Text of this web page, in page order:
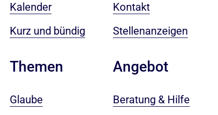
Kalender
Kurz und bündig
Themen
Glaube
Kontakt
Stellenanzeigen
Angebot
Beratung & Hilfe